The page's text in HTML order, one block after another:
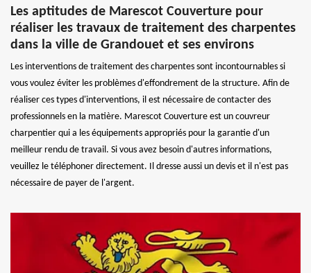
Les aptitudes de Marescot Couverture pour
réaliser les travaux de traitement des charpentes
dans la ville de Grandouet et ses environs
Les interventions de traitement des charpentes sont incontournables si
vous voulez éviter les problèmes d'effondrement de la structure. Afin de
réaliser ces types d'interventions, il est nécessaire de contacter des
professionnels en la matière. Marescot Couverture est un couvreur
charpentier qui a les équipements appropriés pour la garantie d'un
meilleur rendu de travail. Si vous avez besoin d'autres informations,
veuillez le téléphoner directement. Il dresse aussi un devis et il n'est pas
nécessaire de payer de l'argent.